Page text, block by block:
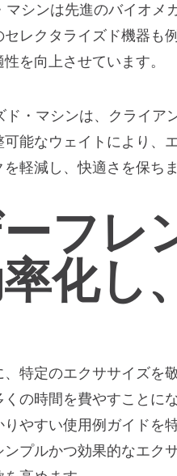
シンは先進のバイオメ
レクタライズド機器も
を向上させています。
・マシンは、クライア
能なウェイトにより、
軽減し、快適さを保ちま
フレ
率化し
特定のエクササイズを
の時間を費やすことに
やすい使用例ガイドを
ンプルかつ効果的なエク